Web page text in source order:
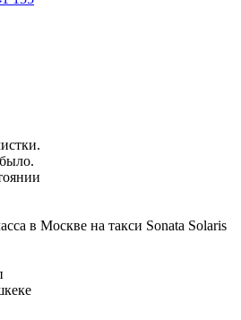
в Москве на такси Sonata Solaris